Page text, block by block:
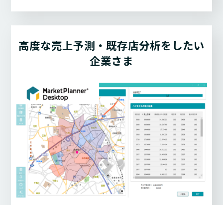
高度な売上予測・既存店分析をしたい
企業さま